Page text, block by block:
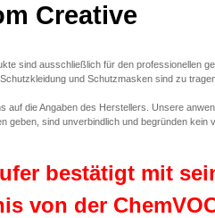
Creative
sind ausschließlich für den professionellen
und Schutzmasken sind zu
auf die Angaben des Herstellers. Unsere
geben, sind unverbindlich und begründen
bestätigt mit
von der